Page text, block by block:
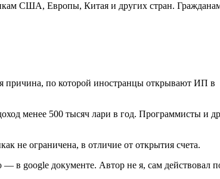
США, Европы, Китая и других стран.
причина, по которой иностранцы открывают ИП в
менее 500 тысяч лари в год. Программисты и
не ограничена, в отличие от открытия счета.
в google документе. Автор не я, сам действовал